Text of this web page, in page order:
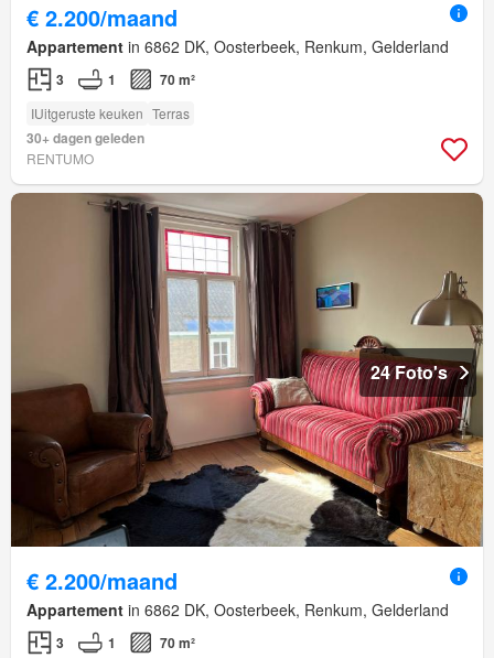
€ 2.200/maand
Appartement in 6862 DK, Oosterbeek, Renkum, Gelderland
3 1 70 m²
IUitgeruste keuken Terras
30+ dagen geleden
RENTUMO
24 Foto's
€ 2.200/maand
Appartement in 6862 DK, Oosterbeek, Renkum, Gelderland
3 1 70 m²